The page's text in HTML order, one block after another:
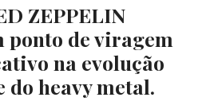
ZEPPELIN
ponto de viragem
na evolução
do heavy metal.